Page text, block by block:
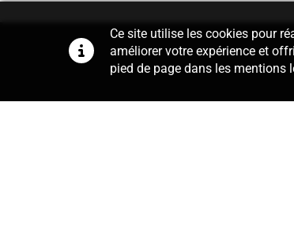
Ce site utilise les cookies pour
améliorer votre expérience et
pied de page dans les mentions